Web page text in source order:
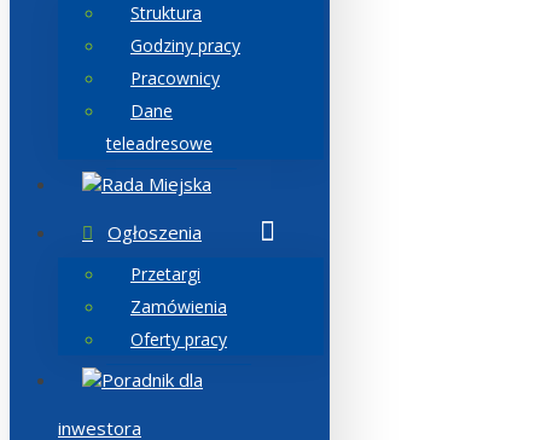
Struktura
Godziny pracy
Pracownicy
Dane
teleadresowe
Rada Miejska
Ogłoszenia
Przetargi
Zamówienia
Oferty pracy
Poradnik dla
inwestora